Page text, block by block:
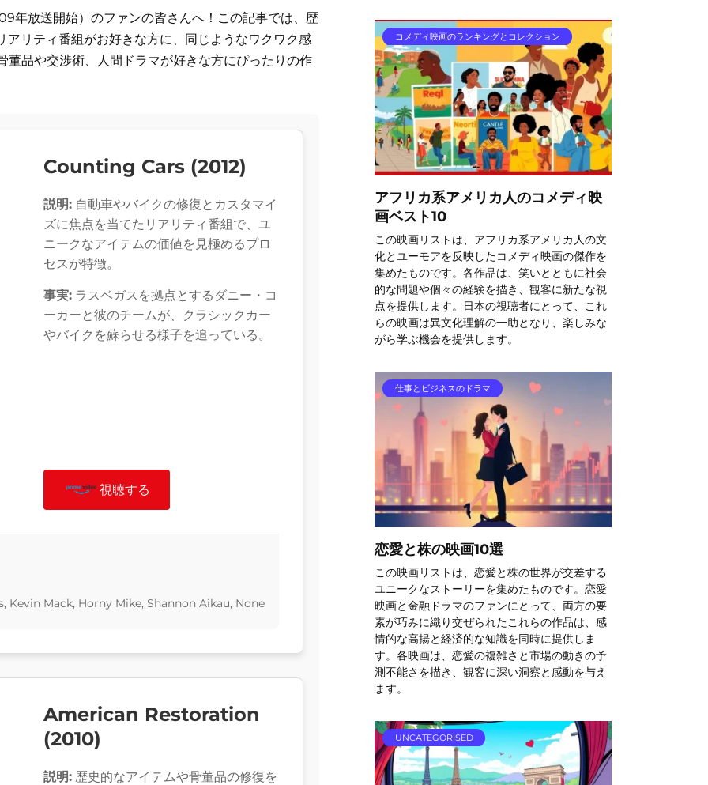
年放送開始）のファンの皆さんへ！この記事では、歴
リティ番組がお好きな方に、同じようなワクワク感
董品や交渉術、人間ドラマが好きな方にぴったりの作
Counting Cars (2012)
説明: 自動車やバイクの修復とカスタマイ
ズに焦点を当てたリアリティ番組で、ユ
ニークなアイテムの価値を見極めるプロ
セスが特徴。
事実: ラスベガスを拠点とするダニー・コ
ーカーと彼のチームが、クラシックカー
やバイクを蘇らせる様子を追っている。
視聴する
Kevin Mack, Horny Mike, Shannon Aikau, None
American Restoration
(2010)
説明: 歴史的なアイテムや骨董品の修復を
コメディ映画のランキングとコレクション
アフリカ系アメリカ人のコメディ映
画ベスト10
この映画リストは、アフリカ系アメリカ人の文
化とユーモアを反映したコメディ映画の傑作を
集めたものです。各作品は、笑いとともに社会
的な問題や個々の経験を描き、観客に新たな視
点を提供します。日本の視聴者にとって、これ
らの映画は異文化理解の一助となり、楽しみな
がら学ぶ機会を提供します。
仕事とビジネスのドラマ
恋愛と株の映画10選
この映画リストは、恋愛と株の世界が交差する
ユニークなストーリーを集めたものです。恋愛
映画と金融ドラマのファンにとって、両方の要
素が巧みに織り交ぜられたこれらの作品は、感
情的な高揚と経済的な知識を同時に提供しま
す。各映画は、恋愛の複雑さと市場の動きの予
測不能さを描き、観客に深い洞察と感動を与え
ます。
UNCATEGORISED